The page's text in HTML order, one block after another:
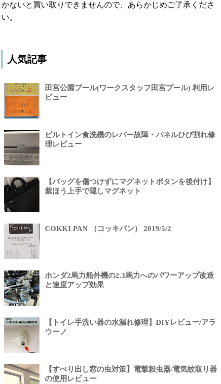
かないと買い取りできませんので、あらかじめご了承くださ
い。
人気記事
田宮公園プール(ワークスタッフ田宮プール) 利用レ
ビュー
ビルトイン食洗機のレバー故障・パネルひび割れ修
理レビュー
【バッグを傷つけずにマグネットボタンを後付け】
裁ほう上手で隠しマグネット
COKKI PAN （コッキパン） 2019/5/2
ホンダ2馬力船外機の2.3馬力へのパワーアップ改造
と速度アップ効果
【トイレ手洗い器の水漏れ修理】DIYレビュー/アラ
ウーノ
【すべり出し窓の虫対策】電撃殺虫器/電気蚊取り器
の使用レビュー